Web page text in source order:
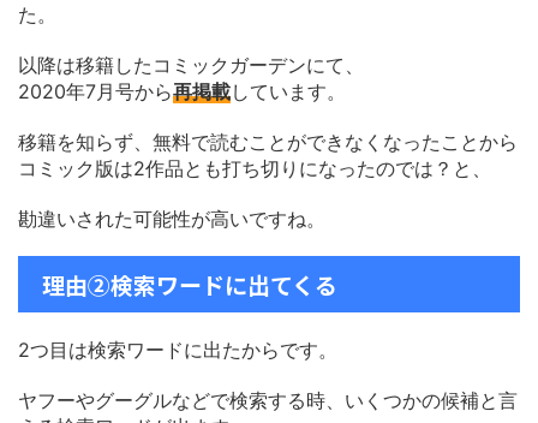
た。
以降は移籍したコミックガーデンにて、
2020年7月号から再掲載しています。
移籍を知らず、無料で読むことができなくなったことから
コミック版は2作品とも打ち切りになったのでは？と、
勘違いされた可能性が高いですね。
理由②検索ワードに出てくる
2つ目は検索ワードに出たからです。
ヤフーやグーグルなどで検索する時、いくつかの候補と言